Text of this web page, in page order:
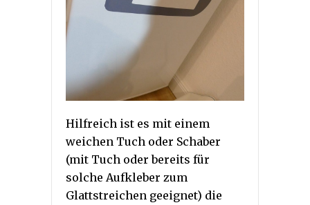
Hilfreich ist es mit einem
weichen Tuch oder Schaber
(mit Tuch oder bereits für
solche Aufkleber zum
Glattstreichen geeignet) die